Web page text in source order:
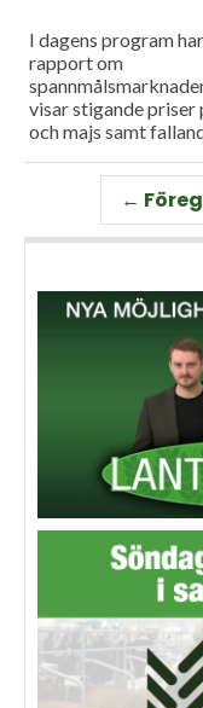
I dagens program
rapport om
visar stigande priser
och majs samt
premiär för vårt
måndagsprogram
längre intervju med
Stjerndahl vd för
fältdagar.
←